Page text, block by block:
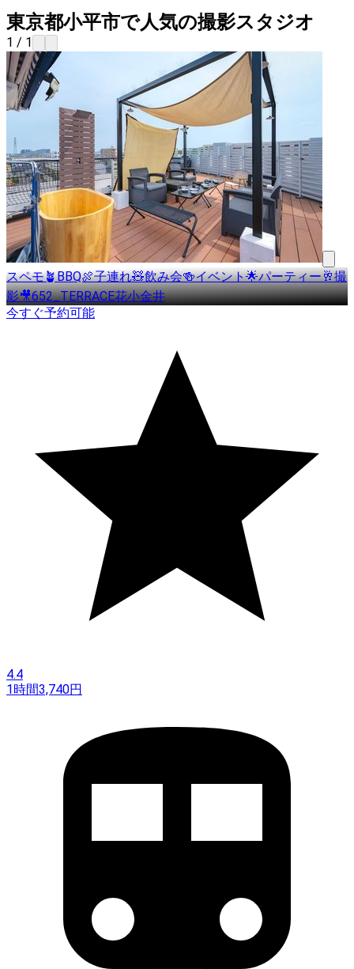
東京都小平市で人気の撮影スタジオ
1 / 1
スペモ🪴BBQ🍖子連れ🧸飲み会🍻イベント🌟パーティー🥂撮
影🎥652_TERRACE花小金井
今すぐ予約可能
4.4
1時間3,740円